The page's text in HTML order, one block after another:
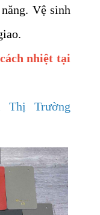
Vệ sinh
nhiệt tại
Thị Trường